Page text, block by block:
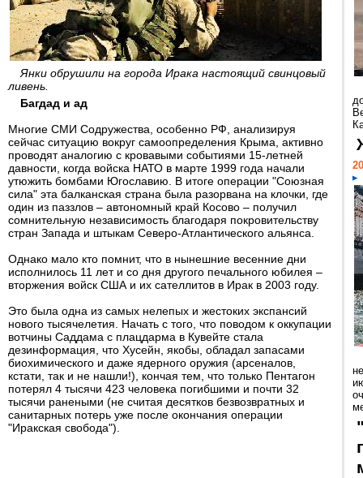
Янки обрушили на города Ирака настоящий свинцовый
ливень.
Багдад и ад
Многие СМИ Содружества, особенно РФ, анализируя
сейчас ситуацию вокруг самоопределения Крыма, активно
проводят аналогию с кровавыми событиями 15-летней
давности, когда войска НАТО в марте 1999 года начали
утюжить бомбами Югославию. В итоге операции "Союзная
сила" эта балканская страна была разорвана на клочки, где
один из паззлов – автономный край Косово – получил
сомнительную независимость благодаря покровительству
стран Запада и штыкам Северо-Атлантического альянса.
Однако мало кто помнит, что в нынешние весенние дни
исполнилось 11 лет и со дня другого печального юбилея –
вторжения войск США и их сателлитов в Ирак в 2003 году.
Это была одна из самых нелепых и жестоких экспансий
нового тысячелетия. Начать с того, что поводом к оккупации
вотчины Саддама с плацдарма в Кувейте стала
дезинформация, что Хусейн, якобы, обладал запасами
биохимического и даже ядерного оружия (арсеналов,
кстати, так и не нашли!), кончая тем, что только Пентагон
потерял 4 тысячи 423 человека погибшими и почти 32
тысячи ранеными (не считая десятков безвозвратных и
санитарных потерь уже после окончания операции
"Иракская свобода").